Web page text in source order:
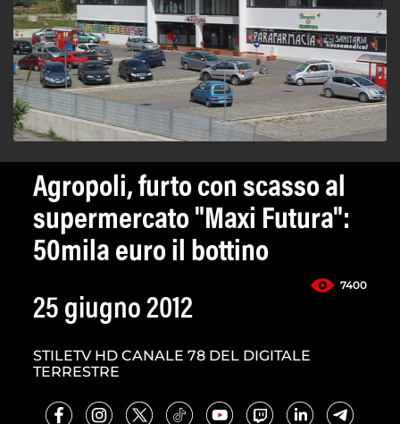
Agropoli, furto con scasso al
supermercato "Maxi Futura":
50mila euro il bottino
7400
25 giugno 2012
STILETV HD CANALE 78 DEL DIGITALE
TERRESTRE